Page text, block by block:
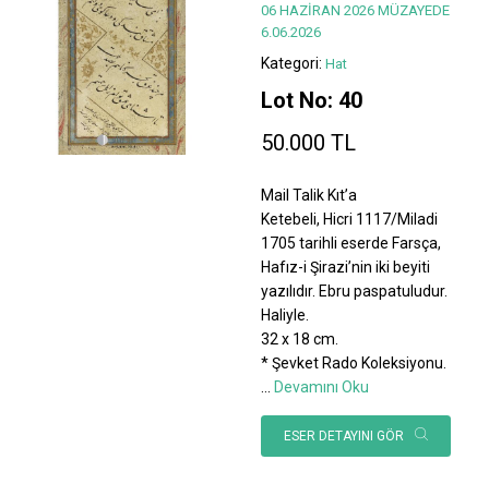
06 HAZİRAN 2026 MÜZAYEDE
6.06.2026
Kategori: Hat
Lot No: 40
50.000 TL
Mail Talik Kıt’a
Ketebeli, Hicri 1117/Miladi
1705 tarihli eserde Farsça,
Hafız-i Şirazi’nin iki beyiti
yazılıdır. Ebru paspatuludur.
Haliyle.
32 x 18 cm.
* Şevket Rado Koleksiyonu.
Devamını Oku
ESER DETAYINI GÖR